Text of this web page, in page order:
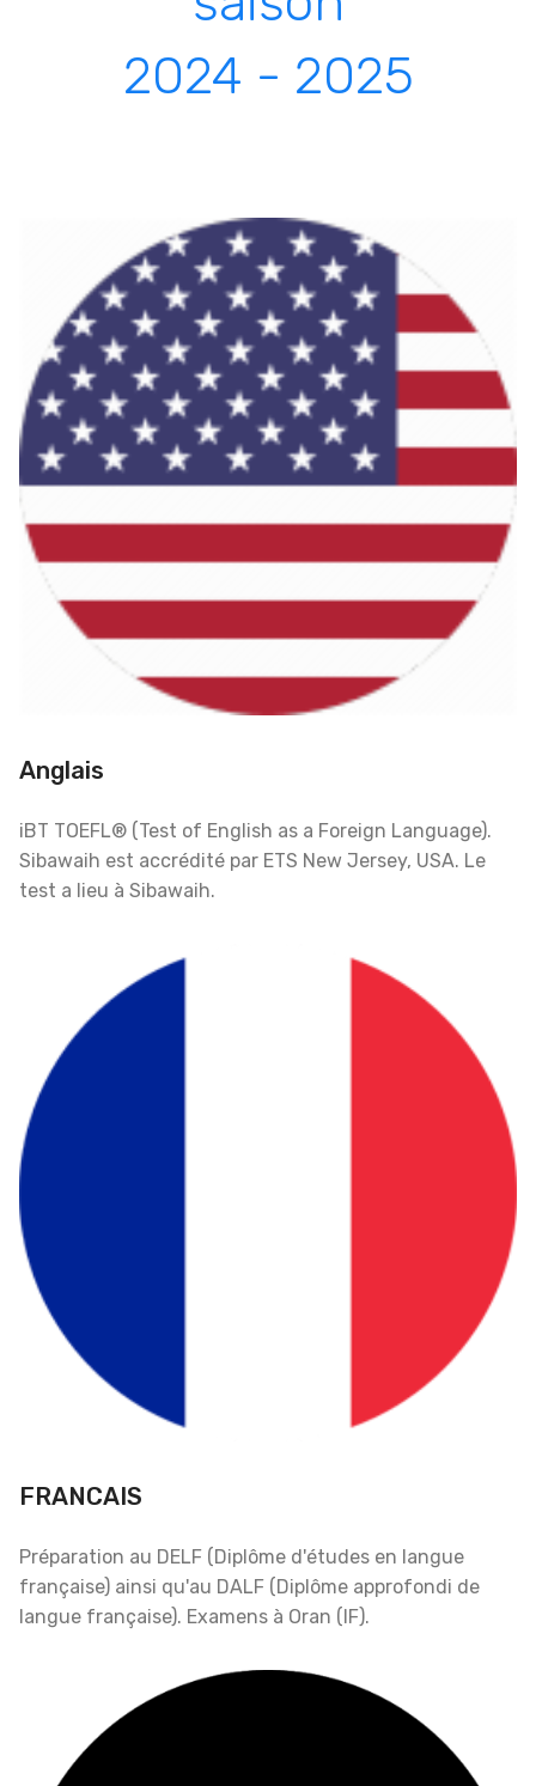
2024 - 2025
Anglais
iBT TOEFL® (Test of English as a Foreign Language).
Sibawaih est accrédité par ETS New Jersey, USA. Le
test a lieu à Sibawaih.
FRANCAIS
Préparation au DELF (Diplôme d'études en langue
française) ainsi qu'au DALF (Diplôme approfondi de
langue française). Examens à Oran (IF).